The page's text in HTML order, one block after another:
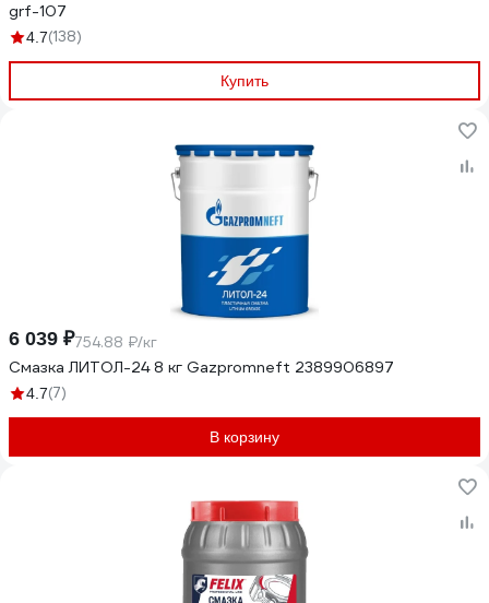
grf-107
4.7(138)
Купить
6 039 ₽754.88 ₽/кг
Смазка ЛИТОЛ-24 8 кг Gazpromneft 2389906897
4.7(7)
В корзину